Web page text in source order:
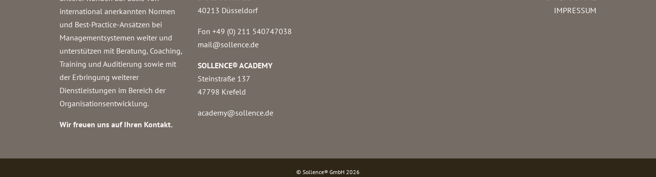
international anerkannten Normen
und Best-Practice-Ansätzen bei
Managementsystemen weiter und
unterstützen mit Beratung, Coaching,
Training und Auditierung sowie mit
der Erbringung weiterer
Dienstleistungen im Bereich der
Organisationsentwicklung.
Wir freuen uns auf Ihren Kontakt.
40213 Düsseldorf
Fon +49 (0) 211 540747038‬
mail@sollence.de
SOLLENCE® ACADEMY
Steinstraße 137
47798 Krefeld
academy@sollence.de
IMPRESSUM
© Sollence® GmbH 2026